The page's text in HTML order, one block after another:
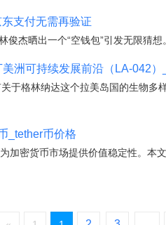
支付无需再验证
杰晒出一个“空钱包”引发无限猜
洲可持续发展前沿（LA-042）
于格林纳达这个拉美岛国的生物
_tether币价格
加密货币市场提供价值稳定性。本